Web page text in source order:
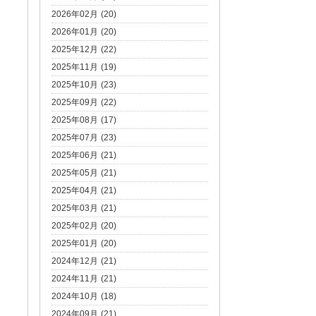
2026年02月 (20)
2026年01月 (20)
2025年12月 (22)
2025年11月 (19)
2025年10月 (23)
2025年09月 (22)
2025年08月 (17)
2025年07月 (23)
2025年06月 (21)
2025年05月 (21)
2025年04月 (21)
2025年03月 (21)
2025年02月 (20)
2025年01月 (20)
2024年12月 (21)
2024年11月 (21)
2024年10月 (18)
2024年09月 (21)